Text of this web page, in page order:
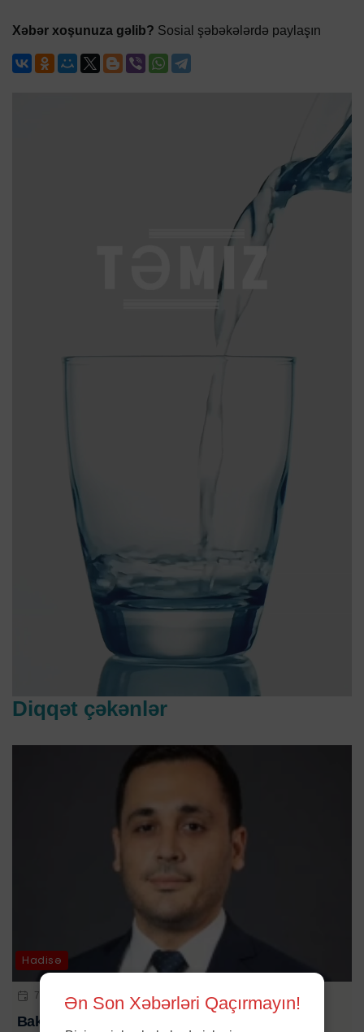
Xəbər xoşunuza gəlib? Sosial şəbəkələrdə paylaşın
Diqqət çəkənlər
Hadisə
7 AVQ 2026 | 12:14
Bakıda gənc bankir evində ölü tapıldı
Ən Son Xəbərləri Qaçırmayın!